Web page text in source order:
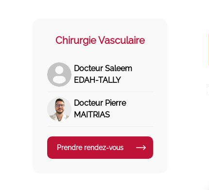
Chirurgie Vasculaire
Docteur Saleem
EDAH-TALLY
Docteur Pierre
MAITRIAS
Prendre rendez-vous